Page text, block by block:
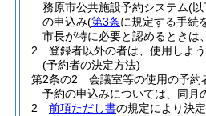
務原市公共施設予約システム(以
の申込み(第3条に規定する手続
市長が特に必要と認めるときは
2
登録者以外の者は、使用しよ
(予約者の決定方法)
第2条の2
会議室等の使用の予約
予約の申込みについては、同月
2
前項ただし書の規定により決